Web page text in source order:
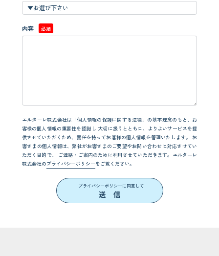
内容 必須
エルターレ株式会社は「個人情報の保護に関する法律」の基本理念のもと、お
客様の個人情報の重要性を認識し 大切に扱うとともに、よりよいサービスを提
供させていただくため、責任を持ってお客様の個人情報を管理いたします。
お
客さまの個人情報は、弊社がお客さまのご要望やお問い合わせに対応させてい
ただく目的で、
ご連絡・ご案内のために利用させていただきます。エルターレ
株式会社のプライバシーポリシーをご覧ください。
プライバシーポリシーに同意して